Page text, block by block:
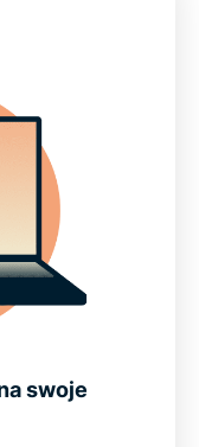
dla
ExpressVPN
swoje
dzięki
swoje